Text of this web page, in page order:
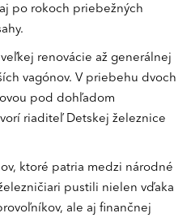
po rokoch priebežných
renovácie až generálnej
vagónov. V priebehu dvoch
pod dohľadom
riaditeľ Detskej železnice
ktoré patria medzi národné
pustili nielen vďaka
ale aj finančnej